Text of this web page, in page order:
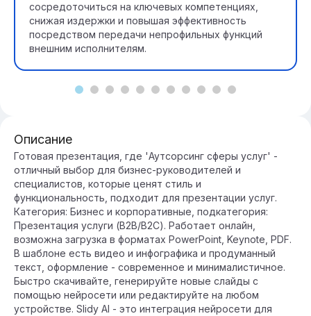
сосредоточиться на ключевых компетенциях,
снижая издержки и повышая эффективность
посредством передачи непрофильных функций
внешним исполнителям.
Описание
Готовая презентация, где 'Аутсорсинг сферы услуг' -
отличный выбор для бизнес-руководителей и
специалистов, которые ценят стиль и
функциональность, подходит для презентации услуг.
Категория: Бизнес и корпоративные, подкатегория:
Презентация услуги (B2B/B2C). Работает онлайн,
возможна загрузка в форматах PowerPoint, Keynote, PDF.
В шаблоне есть видео и инфографика и продуманный
текст, оформление - современное и минималистичное.
Быстро скачивайте, генерируйте новые слайды с
помощью нейросети или редактируйте на любом
устройстве. Slidy AI - это интеграция нейросети для